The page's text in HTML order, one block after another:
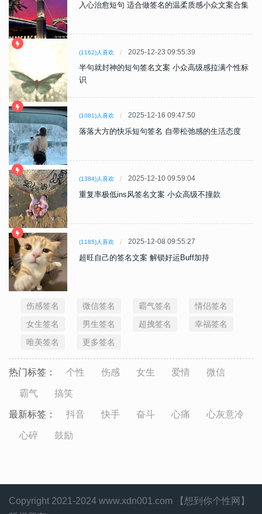
入心治愈短句 适合做签名的温柔质感小众文案合集
(1162)人喜欢 2025-12-23 09:55:39
半句就封神的短句签名文案 小众高级感拉满个性标
识
(1081)人喜欢 2025-12-16 09:47:50
落落大方的快乐短句签名 自带松弛感的生活态度
(1384)人喜欢 2025-12-10 09:59:04
重复率极低ins风签名文案 小众高级不撞款
(1185)人喜欢 2025-12-08 09:55:27
超旺自己的签名文案 解锁好运Buff加持
伤感签名 微信签名 霸气签名
情侣签名
女生签名
男生签名 超拽签名
幸福签名
唯美签名
更多签名
热门标签： 个性 伤感 女生 爱情 微信
霸气 搞笑
最新标签： 抖音 快手 奋斗 心痛 心灰意冷
心碎 鼓励
Copyright 2021-2024 www.xdn001.com 【想到你个性网】